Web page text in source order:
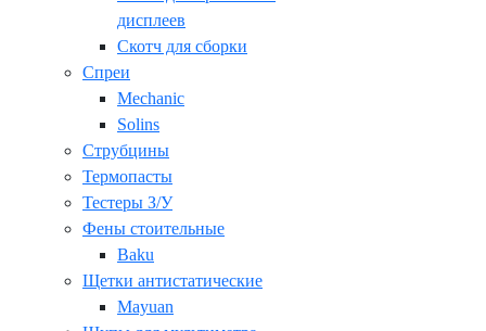
дисплеев
Скотч для сборки
Спреи
Mechanic
Solins
Струбцины
Термопасты
Тестеры З/У
Фены стоительные
Baku
Щетки антистатические
Mayuan